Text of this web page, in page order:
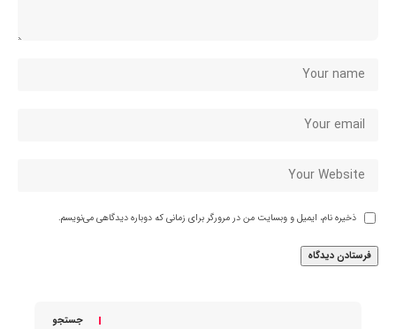
ذخیره نام، ایمیل و وبسایت من در مرورگر برای زمانی که دوباره دیدگاهی می‌نویسم.
جستجو